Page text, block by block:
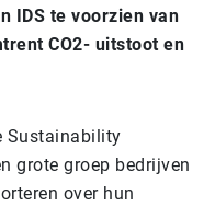
IDS te voorzien van
CO2- uitstoot en
Sustainability
grote groep bedrijven
over hun